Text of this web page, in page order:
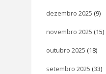
dezembro 2025 (9)
novembro 2025 (15)
outubro 2025 (18)
setembro 2025 (33)